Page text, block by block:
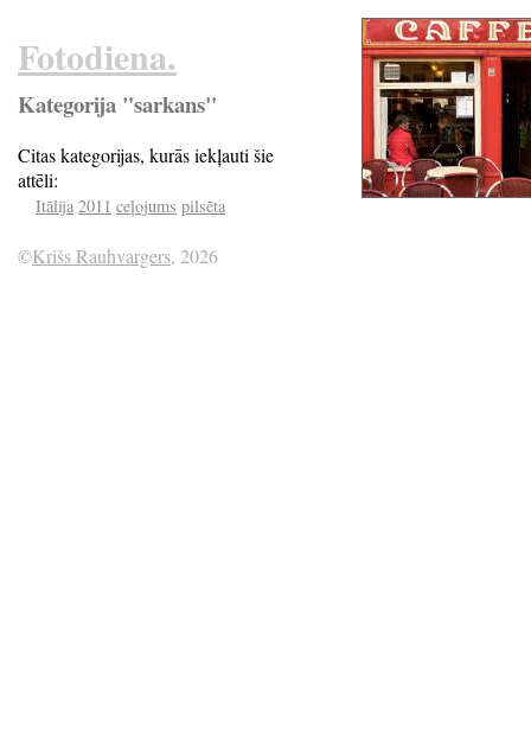
Fotodiena.
Kategorija "sarkans"
Citas kategorijas, kurās iekļauti šie
attēli:
Itālija 2011 ceļojums pilsēta
©Krišs Rauhvargers, 2026